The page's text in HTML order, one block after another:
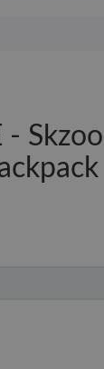
- Skzoo